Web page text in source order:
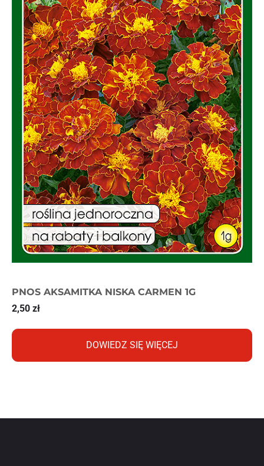
PNOS AKSAMITKA NISKA CARMEN 1G
2,50 zł
DOWIEDZ SIĘ WIĘCEJ